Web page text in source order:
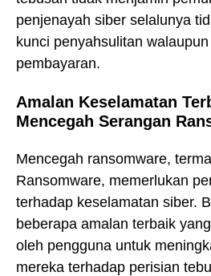
penjenayah siber selalunya
kunci penyahsulitan
pembayaran.
Amalan Keselamatan
Mencegah Serangan
Mencegah ransomware,
Ransomware, memerlukan
terhadap keselamatan siber.
beberapa amalan terbaik
oleh pengguna untuk
mereka terhadap perisian